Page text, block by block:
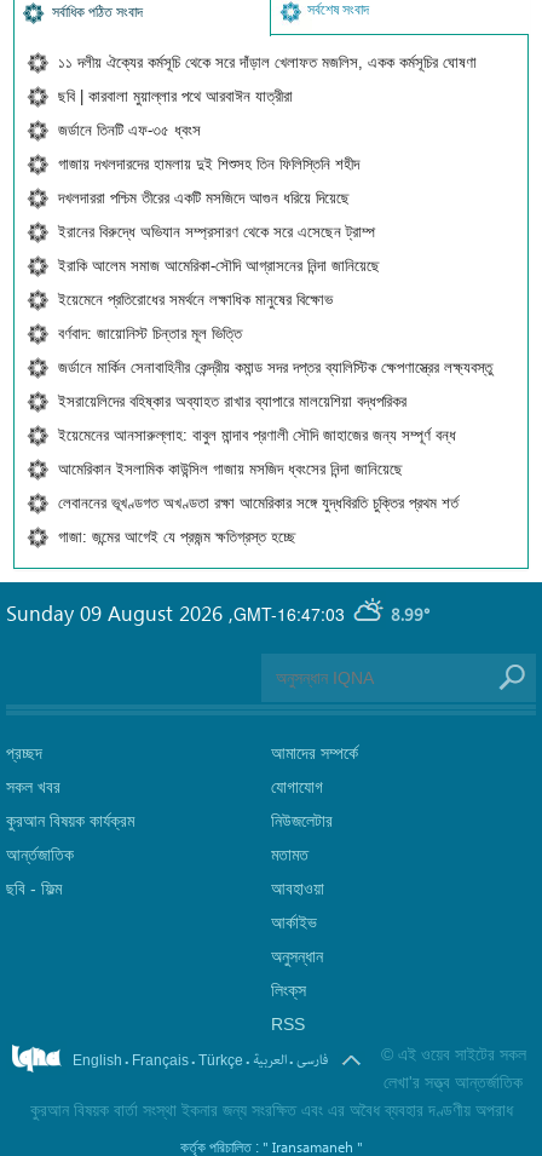
সর্বাধিক পঠিত সংবাদ সর্বশেষ সংবাদ
১১ দলীয় ঐক্যের কর্মসূচি থেকে সরে দাঁড়াল খেলাফত মজলিস, একক কর্মসূচির ঘোষণা
ছবি | কারবালা মুয়াল্লার পথে আরবাঈন যাত্রীরা
জর্ডানে তিনটি এফ-৩৫ ধ্বংস
গাজায় দখলদারদের হামলায় দুই শিশুসহ তিন ফিলিস্তিনি শহীদ
দখলদাররা পশ্চিম তীরের একটি মসজিদে আগুন ধরিয়ে দিয়েছে
ইরানের বিরুদ্ধে অভিযান সম্প্রসারণ থেকে সরে এসেছেন ট্রাম্প
ইরাকি আলেম সমাজ আমেরিকা-সৌদি আগ্রাসনের নিন্দা জানিয়েছে
ইয়েমেনে প্রতিরোধের সমর্থনে লক্ষাধিক মানুষের বিক্ষোভ
বর্ণবাদ: জায়োনিস্ট চিন্তার মূল ভিত্তি
জর্ডানে মার্কিন সেনাবাহিনীর কেন্দ্রীয় কমান্ড সদর দপ্তর ব্যালিস্টিক ক্ষেপণাস্ত্রের লক্ষ্যবস্তু
ইসরায়েলিদের বহিষ্কার অব্যাহত রাখার ব্যাপারে মালয়েশিয়া বদ্ধপরিকর
ইয়েমেনের আনসারুল্লাহ: বাবুল মান্দাব প্রণালী সৌদি জাহাজের জন্য সম্পূর্ণ বন্ধ
আমেরিকান ইসলামিক কাউন্সিল গাজায় মসজিদ ধ্বংসের নিন্দা জানিয়েছে
লেবাননের ভূখণ্ডগত অখণ্ডতা রক্ষা আমেরিকার সঙ্গে যুদ্ধবিরতি চুক্তির প্রথম শর্ত
গাজা: জন্মের আগেই যে প্রজন্ম ক্ষতিগ্রস্ত হচ্ছে
GMT-16:47:03 8.99°
Sunday 09 August 2026 ,
প্রচ্ছদ
সকল খবর
কুরআন বিষয়ক কার্যক্রম
আর্ন্তজাতিক
ছবি‎ - ফিল্ম
আমাদের সম্পর্কে
যোগাযোগ
নিউজলেটার
মতামত
আবহাওয়া
আর্কাইভ
অনুসন্ধান
লিংক্‌স
RSS
English . Français. Türkçe . العربیة.فارسی © এই ওয়েব সাইটের সকল
লেখা'র সত্ত্ব আন্তর্জাতিক
কুরআন বিষয়ক বার্তা সংস্থা ইকনার জন্য সংরক্ষিত এবং এর অবৈধ ব্যবহার দণ্ডণীয় অপরাধ
কর্তৃক পরিচালিত : " Iransamaneh "